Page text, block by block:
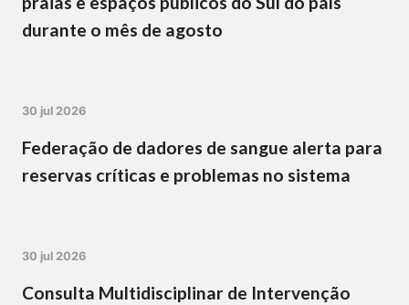
durante o mês de agosto
30 jul 2026
Federação de dadores de sangue alerta para
reservas críticas e problemas no sistema
30 jul 2026
Consulta Multidisciplinar de Intervenção